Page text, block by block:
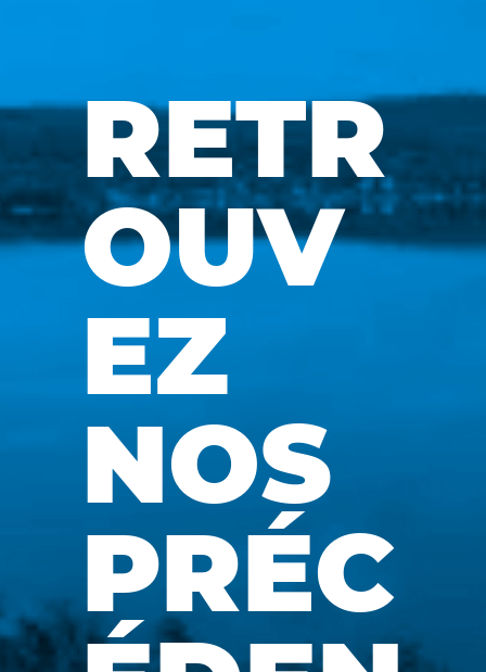
RETR
OUV
EZ
NOS
PRÉC